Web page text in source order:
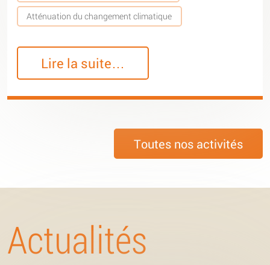
Atténuation du changement climatique
Lire la suite…
Toutes nos activités
Actualités